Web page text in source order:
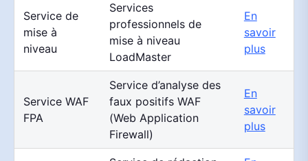
Service de
mise à
niveau
Services
professionnels de
mise à niveau
LoadMaster
En
savoir
plus
Service WAF
FPA
Service d’analyse des
faux positifs WAF
(Web Application
Firewall)
En
savoir
plus